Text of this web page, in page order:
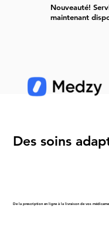
Nouveauté!
maintenant
De la prescription en ligne à la livraison de vos
Des soins